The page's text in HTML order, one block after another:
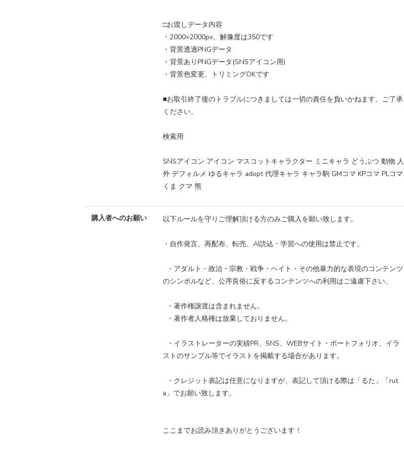
□お渡しデータ内容
・2000×2000px、解像度は350です
・背景透過PNGデータ
・背景ありPNGデータ(SNSアイコン用)
・背景色変更、トリミングOKです
■お取引終了後のトラブルにつきましては一切の責任を負いかねます。ご了承
ください。
検索用
SNSアイコン アイコン マスコットキャラクター ミニキャラ どうぶつ 動物 人
外 デフォルメ ゆるキャラ adopt 代理キャラ キャラ駒 GMコマ KPコマ PLコマ
くま クマ 熊
購入者へのお願い 以下ルールを守りご理解頂ける方のみご購入を願い致します。
・自作発言、再配布、転売、AI読込・学習への使用は禁止です。
・アダルト・政治・宗教・戦争・ヘイト・その他暴力的な表現のコンテンツ
のシンボルなど、公序良俗に反するコンテンツへの利用はご遠慮下さい。
・著作権譲渡は含まれません。
・著作者人格権は放棄しておりません。
・イラストレーターの実績PR、SNS、WEBサイト・ポートフォリオ、イラ
ストのサンプル等でイラストを掲載する場合があります。
・クレジット表記は任意になりますが、表記して頂ける際は「るた」「rut
a」でお願い致します。
ここまでお読み頂きありがとうございます！